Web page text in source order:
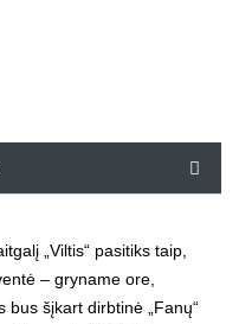
„Viltis“ pasitiks taip,
– gryname ore,
bus šįkart dirbtinė „Fanų“